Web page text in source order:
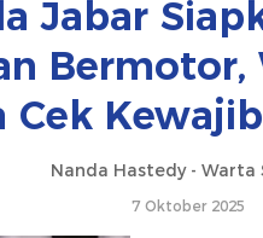
Jabar
Cek
Nanda Hastedy - Warta
7 Oktober 2025